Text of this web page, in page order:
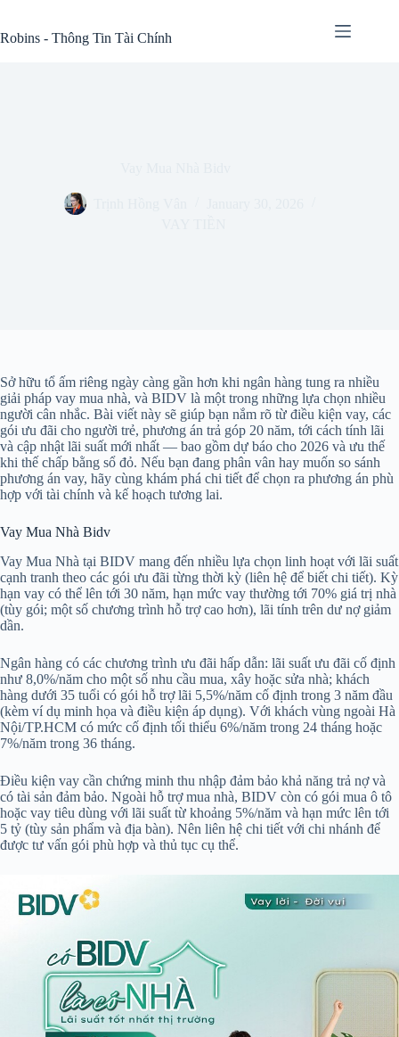
content
Robins - Thông Tin Tài Chính
Sở hữu tổ ấm riêng ngày càng gần hơn khi ngân hàng tung ra nhiều
giải pháp vay mua nhà, và BIDV là một trong những lựa chọn nhiều
người cân nhắc. Bài viết này sẽ giúp bạn nắm rõ từ điều kiện vay, các
gói ưu đãi cho người trẻ, phương án trả góp 20 năm, tới cách tính lãi
và cập nhật lãi suất mới nhất — bao gồm dự báo cho 2026 và ưu thế
khi thế chấp bằng sổ đỏ. Nếu bạn đang phân vân hay muốn so sánh
phương án vay, hãy cùng khám phá chi tiết để chọn ra phương án phù
hợp với tài chính và kế hoạch tương lai.
Vay Mua Nhà Bidv
Vay Mua Nhà tại BIDV mang đến nhiều lựa chọn linh hoạt với lãi suất
cạnh tranh theo các gói ưu đãi từng thời kỳ (liên hệ để biết chi tiết). Kỳ
hạn vay có thể lên tới 30 năm, hạn mức vay thường tới 70% giá trị nhà
(tùy gói; một số chương trình hỗ trợ cao hơn), lãi tính trên dư nợ giảm
dần.
Ngân hàng có các chương trình ưu đãi hấp dẫn: lãi suất ưu đãi cố định
như 8,0%/năm cho một số nhu cầu mua, xây hoặc sửa nhà; khách
hàng dưới 35 tuổi có gói hỗ trợ lãi 5,5%/năm cố định trong 3 năm đầu
(kèm ví dụ minh họa và điều kiện áp dụng). Với khách vùng ngoài Hà
Nội/TP.HCM có mức cố định tối thiểu 6%/năm trong 24 tháng hoặc
7%/năm trong 36 tháng.
Điều kiện vay cần chứng minh thu nhập đảm bảo khả năng trả nợ và
có tài sản đảm bảo. Ngoài hỗ trợ mua nhà, BIDV còn có gói mua ô tô
hoặc vay tiêu dùng với lãi suất từ khoảng 5%/năm và hạn mức lên tới
5 tỷ (tùy sản phẩm và địa bàn). Nên liên hệ chi tiết với chi nhánh để
được tư vấn gói phù hợp và thủ tục cụ thể.